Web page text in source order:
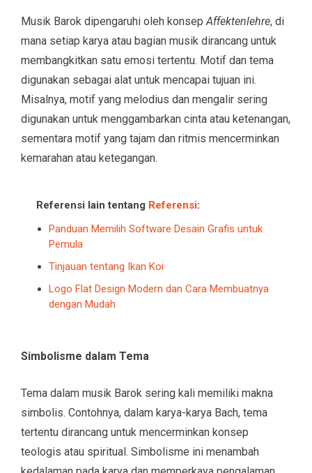
Musik Barok dipengaruhi oleh konsep Affektenlehre, di
mana setiap karya atau bagian musik dirancang untuk
membangkitkan satu emosi tertentu. Motif dan tema
digunakan sebagai alat untuk mencapai tujuan ini.
Misalnya, motif yang melodius dan mengalir sering
digunakan untuk menggambarkan cinta atau ketenangan,
sementara motif yang tajam dan ritmis mencerminkan
kemarahan atau ketegangan.
Referensi lain tentang Referensi:
Panduan Memilih Software Desain Grafis untuk
Pemula
Tinjauan tentang Ikan Koi
Logo Flat Design Modern dan Cara Membuatnya
dengan Mudah
Simbolisme dalam Tema
Tema dalam musik Barok sering kali memiliki makna
simbolis. Contohnya, dalam karya-karya Bach, tema
tertentu dirancang untuk mencerminkan konsep
teologis atau spiritual. Simbolisme ini menambah